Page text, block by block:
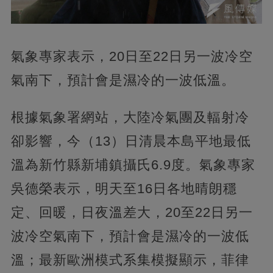
氣象專家表示，20日至22日另一波冷空
氣南下，預計會是濕冷的一波低溫。
根據氣象署網站，大陸冷氣團及輻射冷
卻影響，今（13）日清晨本島平地最低
溫為新竹縣新埔鎮攝氏6.9度。氣象專家
吳德榮表示，明天至16日各地晴朗穩
定、回暖，日夜溫差大，20至22日另一
波冷空氣南下，預計會是濕冷的一波低
溫；最新歐洲模式系集模擬顯示，菲律